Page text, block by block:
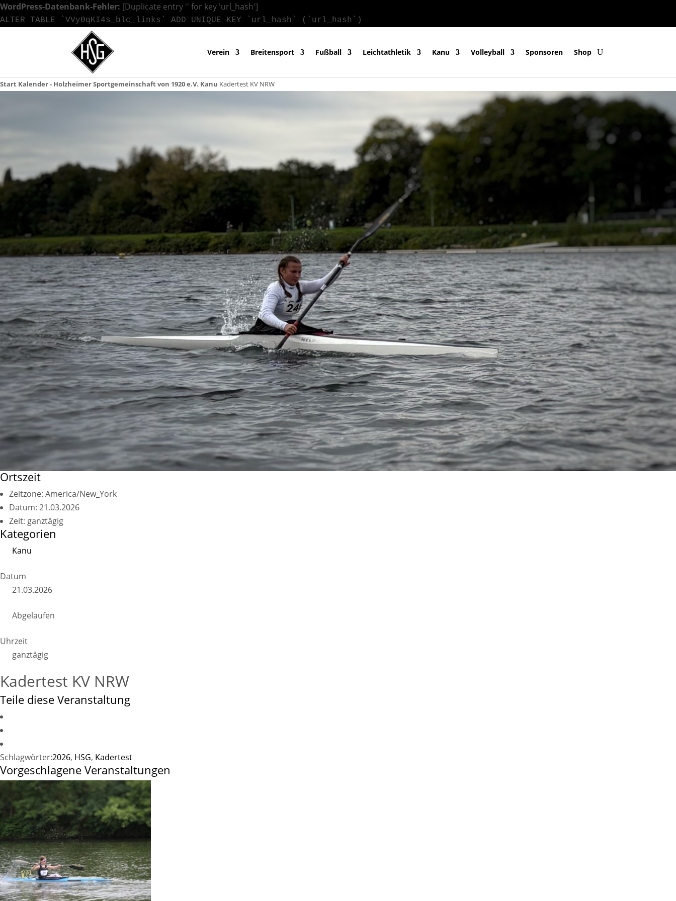
WordPress-Datenbank-Fehler: [Duplicate entry '' for key 'url_hash']
ALTER TABLE `VVy0qKI4s_blc_links` ADD UNIQUE KEY `url_hash` (`url_hash`)
Verein Breitensport Fußball Leichtathletik Kanu Volleyball Sponsoren Shop
Start Kalender - Holzheimer Sportgemeinschaft von 1920 e.V. Kanu Kadertest KV NRW
Ortszeit
Zeitzone: America/New_York
Datum: 21.03.2026
Zeit: ganztägig
Kategorien
Kanu
Datum
21.03.2026
Abgelaufen
Uhrzeit
ganztägig
Kadertest KV NRW
Teile diese Veranstaltung
Schlagwörter:2026, HSG, Kadertest
Vorgeschlagene Veranstaltungen